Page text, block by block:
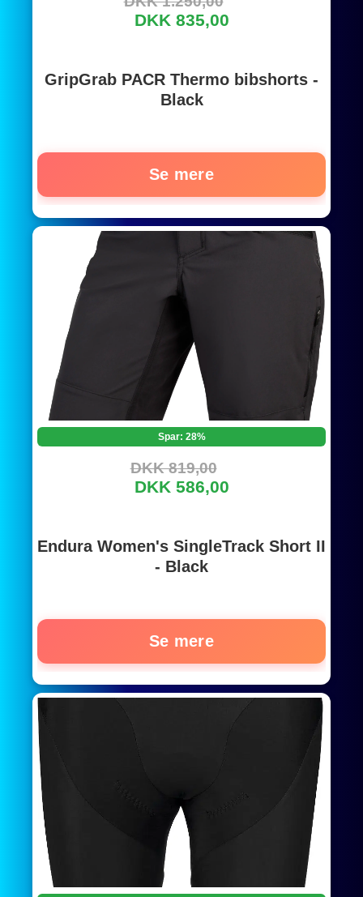
DKK 835,00
GripGrab PACR Thermo bibshorts -
Black
Se mere
Spar: 28%
DKK 819,00
DKK 586,00
Endura Women's SingleTrack Short II
- Black
Se mere